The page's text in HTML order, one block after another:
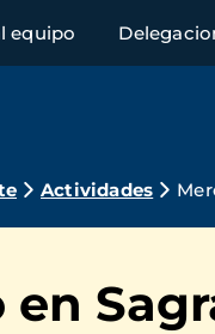
equipo
Actividades